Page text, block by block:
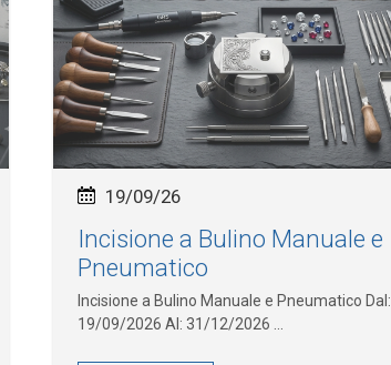
Incisione a Bulino Manuale e
Pneumatico
Incisione a Bulino Manuale e Pneumatico Dal:
19/09/2026 Al: 31/12/2026 ...
19/09/26